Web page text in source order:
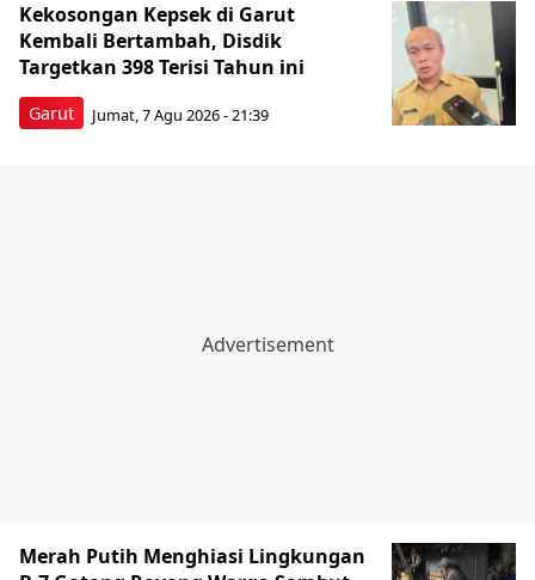
Garut
Kekosongan Kepsek di Garut
Kembali Bertambah, Disdik
Targetkan 398 Terisi Tahun ini
Jumat, 7 Agu 2026 - 21:39
Merah Putih Menghiasi Lingkungan